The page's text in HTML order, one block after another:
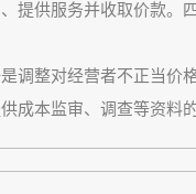
提供服务并收取价款。
整对经营者不正当价
成本监审、调查等资料